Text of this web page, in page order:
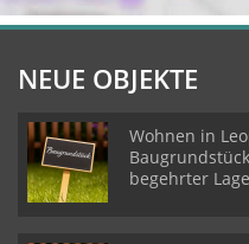
NEUE OBJEKTE
Wohnen in
begehrter Lage